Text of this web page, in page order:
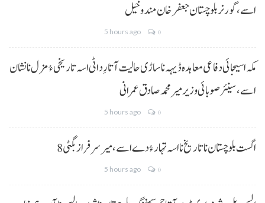
اسے،گورنر بلوچستان جعفر خان مندوخیل
5 hours ago 0
مکہ اسیجائی دفاعی معاہدہ ڈیہہ نا ساڑی حالیت آتا رِد اٹی اسہ تاریخی ءُ مزل نا نشان
اسے،سینئر صوبائی وزیر میر محمد صادق عمرانی
5 hours ago 0
8 اگست بلوچستان نا تاریخ نا اسہ تہار ءُ دے اسے، میرسرفراز بگٹی
5 hours ago 0